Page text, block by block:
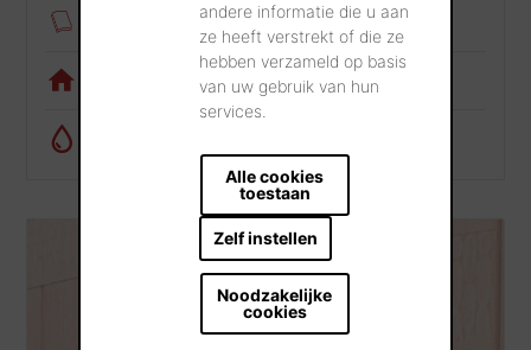
andere informatie die u aan
ze heeft verstrekt of die ze
hebben verzameld op basis
van uw gebruik van hun
services.
Alle cookies
toestaan
Zelf instellen
Noodzakelijke
cookies
Verankeringsmodule
Visualisatietool